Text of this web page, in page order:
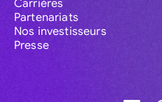
Carrières
Partenariats
Nos investisseurs
Presse